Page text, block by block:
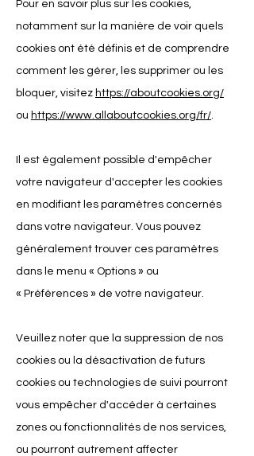
Pour en savoir plus sur les cookies,
notamment sur la manière de voir quels
cookies ont été définis et de comprendre
comment les gérer, les supprimer ou les
bloquer, visitez https://aboutcookies.org/
ou https://www.allaboutcookies.org/fr/.
Il est également possible d'empêcher
votre navigateur d'accepter les cookies
en modifiant les paramètres concernés
dans votre navigateur. Vous pouvez
généralement trouver ces paramètres
dans le menu « Options » ou
« Préférences » de votre navigateur.
Veuillez noter que la suppression de nos
cookies ou la désactivation de futurs
cookies ou technologies de suivi pourront
vous empêcher d'accéder à certaines
zones ou fonctionnalités de nos services,
ou pourront autrement affecter